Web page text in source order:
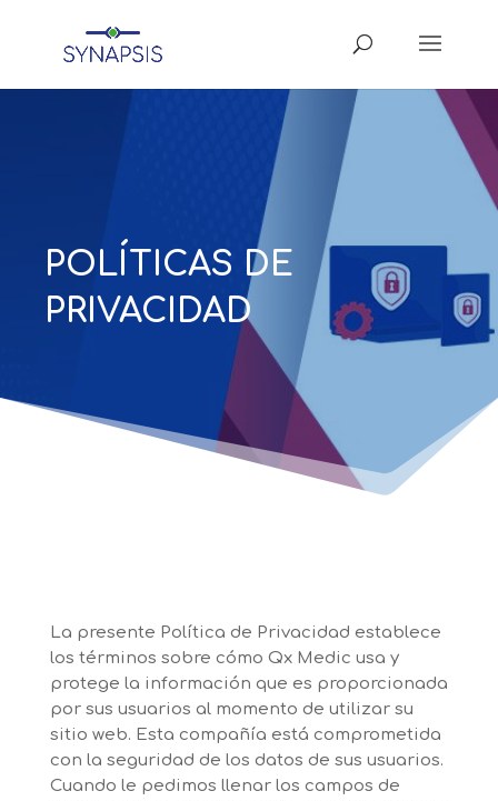
POLÍTICAS DE
PRIVACIDAD
La presente Política de Privacidad establece
los términos sobre cómo Qx Medic usa y
protege la información que es proporcionada
por sus usuarios al momento de utilizar su
sitio web. Esta compañía está comprometida
con la seguridad de los datos de sus usuarios.
Cuando le pedimos llenar los campos de